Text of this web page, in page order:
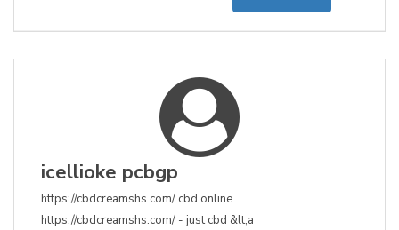
icellioke pcbgp
https://cbdcreamshs.com/ cbd online
https://cbdcreamshs.com/ - just cbd &lt;a